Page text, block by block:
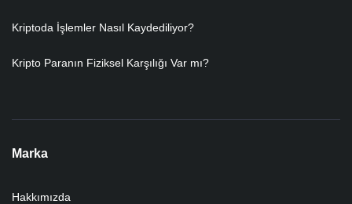
Kriptoda İşlemler Nasıl Kaydediliyor?
Kripto Paranın Fiziksel Karşılığı Var mı?
Marka
Hakkımızda